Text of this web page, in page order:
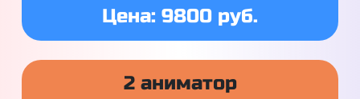
Цена: 9800 руб.
2 аниматор